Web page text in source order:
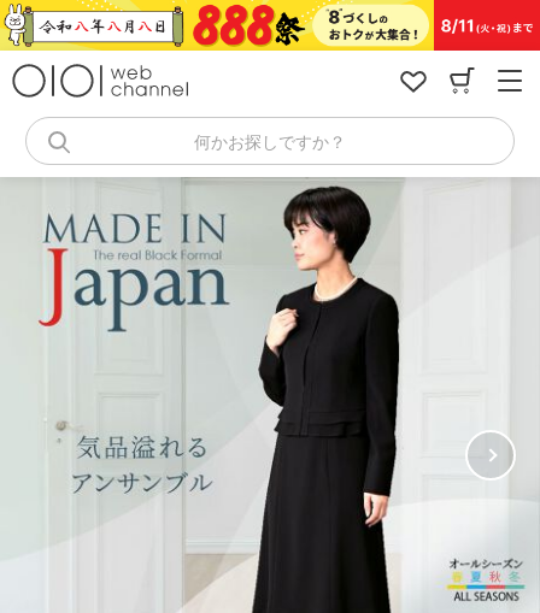
コ
ン
キ
何かお探しですか？